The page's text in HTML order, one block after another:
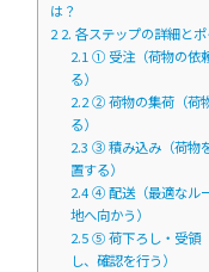
は？
2 2. 各ステップの詳細と
2.1 ① 受注（荷物の依
る）
2.2② 荷物の集荷（荷
る）
2.3 ③ 積み込み（荷物
置する）
2.4④ 配送（最適なル
地へ向かう）
2.5⑤ 荷下ろし・受領
し、確認を行う）